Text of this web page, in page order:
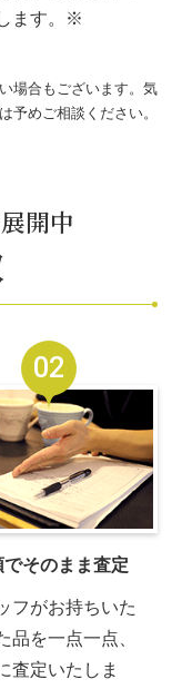
ます。※
場合もございます。気
予めご相談ください。
開中
02
でそのまま査定
フがお持ちいた
品を一点一点、
査定いたしま